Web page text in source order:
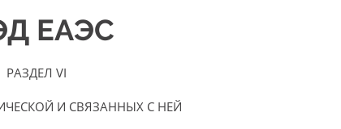
ЕАЭС
РАЗДЕЛ VI
И СВЯЗАННЫХ С НЕЙ